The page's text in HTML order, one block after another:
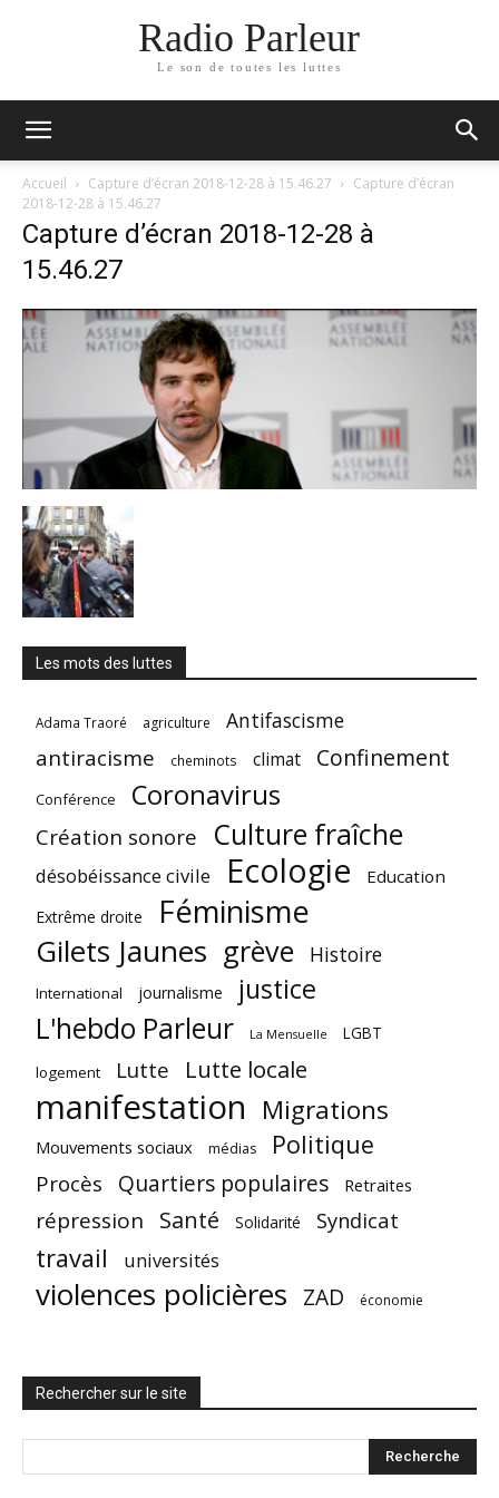
Radio Parleur
Le son de toutes les luttes
Accueil Capture d’écran 2018-12-28 à 15.46.27
Capture d’écran
2018-12-28 à 15.46.27
Capture d’écran 2018-12-28 à
15.46.27
Les mots des luttes
Adama Traoré agriculture Antifascisme
antiracisme cheminots climat Confinement
Conférence Coronavirus
Création sonore Culture fraîche
désobéissance civile Ecologie Education
Extrême droite Féminisme
Gilets Jaunes grève Histoire
International journalisme justice
L'hebdo Parleur La Mensuelle
LGBT
logement
Lutte Lutte locale
manifestation Migrations
Mouvements sociaux médias Politique
Procès Quartiers populaires Retraites
répression Santé Solidarité Syndicat
travail universités
violences policières ZAD économie
Rechercher sur le site